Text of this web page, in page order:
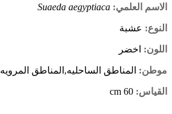
الاسم العلمي: Suaeda aegyptiaca
النوع: عشبة
اللون: اخضر
موطن: المناطق الساحليه,المناطق المرويه
القياس: